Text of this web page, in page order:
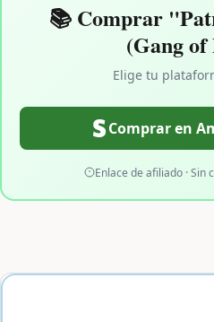
📚 Comprar
(Gang
Elige tu
Comprar en
Enlace de afiliado · Sin